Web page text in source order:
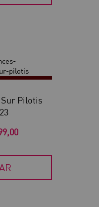
Pilotis